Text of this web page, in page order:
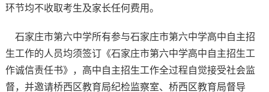
环节均不收取考生及家长任何费用。
石家庄市第六中学所有参与石家庄市第六中学高中自主招
生工作的人员均须签订《石家庄市第六中学高中自主招生工
作诚信责任书》，高中自主招生工作全过程自觉接受社会监
督，并邀请桥西区教育局纪检监察室、桥西区教育局督导